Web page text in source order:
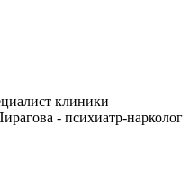
клиники
- психиатр-нарколог